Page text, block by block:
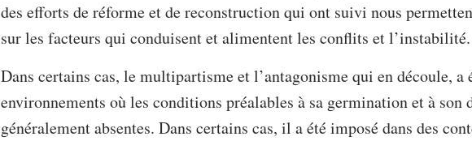
des efforts de réforme et de reconstruction qui ont suivi nous
sur les facteurs qui conduisent et alimentent les conflits et
Dans certains cas, le multipartisme et l’antagonisme qui en découle,
environnements où les conditions préalables à sa germination et à son
généralement absentes. Dans certains cas, il a été imposé dans des